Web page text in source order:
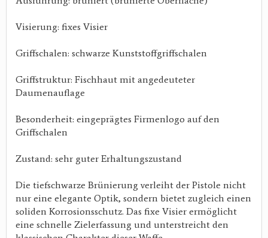
Visierung: fixes Visier
Griffschalen: schwarze Kunststoffgriffschalen
Griffstruktur: Fischhaut mit angedeuteter
Daumenauflage
Besonderheit: eingeprägtes Firmenlogo auf den
Griffschalen
Zustand: sehr guter Erhaltungszustand
Die tiefschwarze Brünierung verleiht der Pistole nicht
nur eine elegante Optik, sondern bietet zugleich einen
soliden Korrosionsschutz. Das fixe Visier ermöglicht
eine schnelle Zielerfassung und unterstreicht den